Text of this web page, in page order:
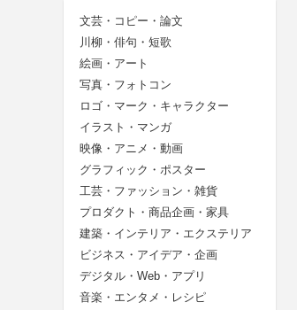
文芸・コピー・論文
川柳・俳句・短歌
絵画・アート
写真・フォトコン
ロゴ・マーク・キャラクター
イラスト・マンガ
映像・アニメ・動画
グラフィック・ポスター
工芸・ファッション・雑貨
プロダクト・商品企画・家具
建築・インテリア・エクステリア
ビジネス・アイデア・企画
デジタル・Web・アプリ
音楽・エンタメ・レシピ